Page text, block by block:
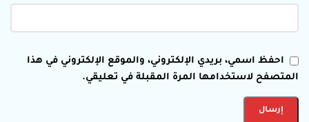
احفظ اسمي، بريدي الإلكتروني، والموقع الإلكتروني في هذا
المتصفح لاستخدامها المرة المقبلة في تعليقي.